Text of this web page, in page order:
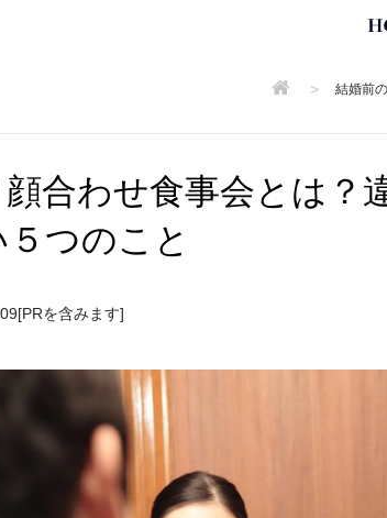
> 結婚前
合わせ食事会とは？
つのこと
[PRを含みます]